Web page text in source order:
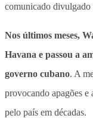
comunicado divulgado
Nos últimos meses,
Havana e passou a
governo cubano. A
provocando apagões
pelo país em décadas.